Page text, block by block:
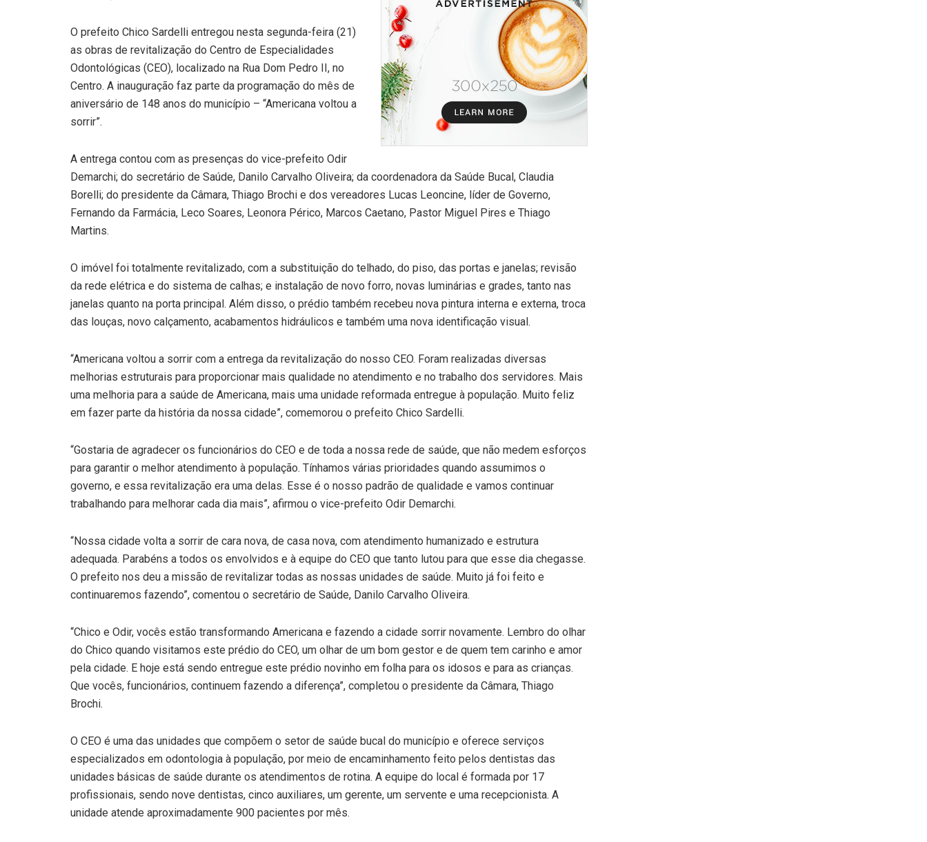
O prefeito Chico Sardelli entregou nesta segunda-feira (21)
as obras de revitalização do Centro de Especialidades
Odontológicas (CEO), localizado na Rua Dom Pedro II, no
Centro. A inauguração faz parte da programação do mês de
aniversário de 148 anos do município – “Americana voltou a
sorrir”.
A entrega contou com as presenças do vice-prefeito Odir
Demarchi; do secretário de Saúde, Danilo Carvalho Oliveira; da coordenadora da Saúde Bucal, Claudia
Borelli; do presidente da Câmara, Thiago Brochi e dos vereadores Lucas Leoncine, líder de Governo,
Fernando da Farmácia, Leco Soares, Leonora Périco, Marcos Caetano, Pastor Miguel Pires e Thiago
Martins.
O imóvel foi totalmente revitalizado, com a substituição do telhado, do piso, das portas e janelas; revisão
da rede elétrica e do sistema de calhas; e instalação de novo forro, novas luminárias e grades, tanto nas
janelas quanto na porta principal. Além disso, o prédio também recebeu nova pintura interna e externa, troca
das louças, novo calçamento, acabamentos hidráulicos e também uma nova identificação visual.
“Americana voltou a sorrir com a entrega da revitalização do nosso CEO. Foram realizadas diversas
melhorias estruturais para proporcionar mais qualidade no atendimento e no trabalho dos servidores. Mais
uma melhoria para a saúde de Americana, mais uma unidade reformada entregue à população. Muito feliz
em fazer parte da história da nossa cidade”, comemorou o prefeito Chico Sardelli.
“Gostaria de agradecer os funcionários do CEO e de toda a nossa rede de saúde, que não medem esforços
para garantir o melhor atendimento à população. Tínhamos várias prioridades quando assumimos o
governo, e essa revitalização era uma delas. Esse é o nosso padrão de qualidade e vamos continuar
trabalhando para melhorar cada dia mais”, afirmou o vice-prefeito Odir Demarchi.
“Nossa cidade volta a sorrir de cara nova, de casa nova, com atendimento humanizado e estrutura
adequada. Parabéns a todos os envolvidos e à equipe do CEO que tanto lutou para que esse dia chegasse.
O prefeito nos deu a missão de revitalizar todas as nossas unidades de saúde. Muito já foi feito e
continuaremos fazendo”, comentou o secretário de Saúde, Danilo Carvalho Oliveira.
“Chico e Odir, vocês estão transformando Americana e fazendo a cidade sorrir novamente. Lembro do olhar
do Chico quando visitamos este prédio do CEO, um olhar de um bom gestor e de quem tem carinho e amor
pela cidade. E hoje está sendo entregue este prédio novinho em folha para os idosos e para as crianças.
Que vocês, funcionários, continuem fazendo a diferença”, completou o presidente da Câmara, Thiago
Brochi.
O CEO é uma das unidades que compõem o setor de saúde bucal do município e oferece serviços
especializados em odontologia à população, por meio de encaminhamento feito pelos dentistas das
unidades básicas de saúde durante os atendimentos de rotina. A equipe do local é formada por 17
profissionais, sendo nove dentistas, cinco auxiliares, um gerente, um servente e uma recepcionista. A
unidade atende aproximadamente 900 pacientes por mês.